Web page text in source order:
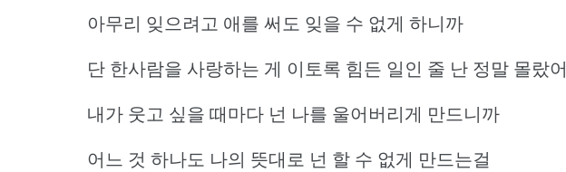
아무리 잊으려고 애를 써도 잊을 수 없게 하니까
단 한사람을 사랑하는 게 이토록 힘든 일인 줄 난 정말 몰랐어
내가 웃고 싶을 때마다 넌 나를 울어버리게 만드니까
어느 것 하나도 나의 뜻대로 넌 할 수 없게 만드는걸